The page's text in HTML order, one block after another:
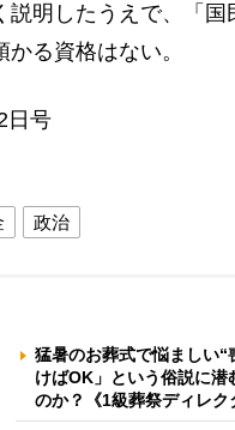
説明したうえで、「
る資格はない。
日号
政治
猛暑のお葬式で悩ましい
けばOK」という俗説に
のか？《1級葬祭ディレク